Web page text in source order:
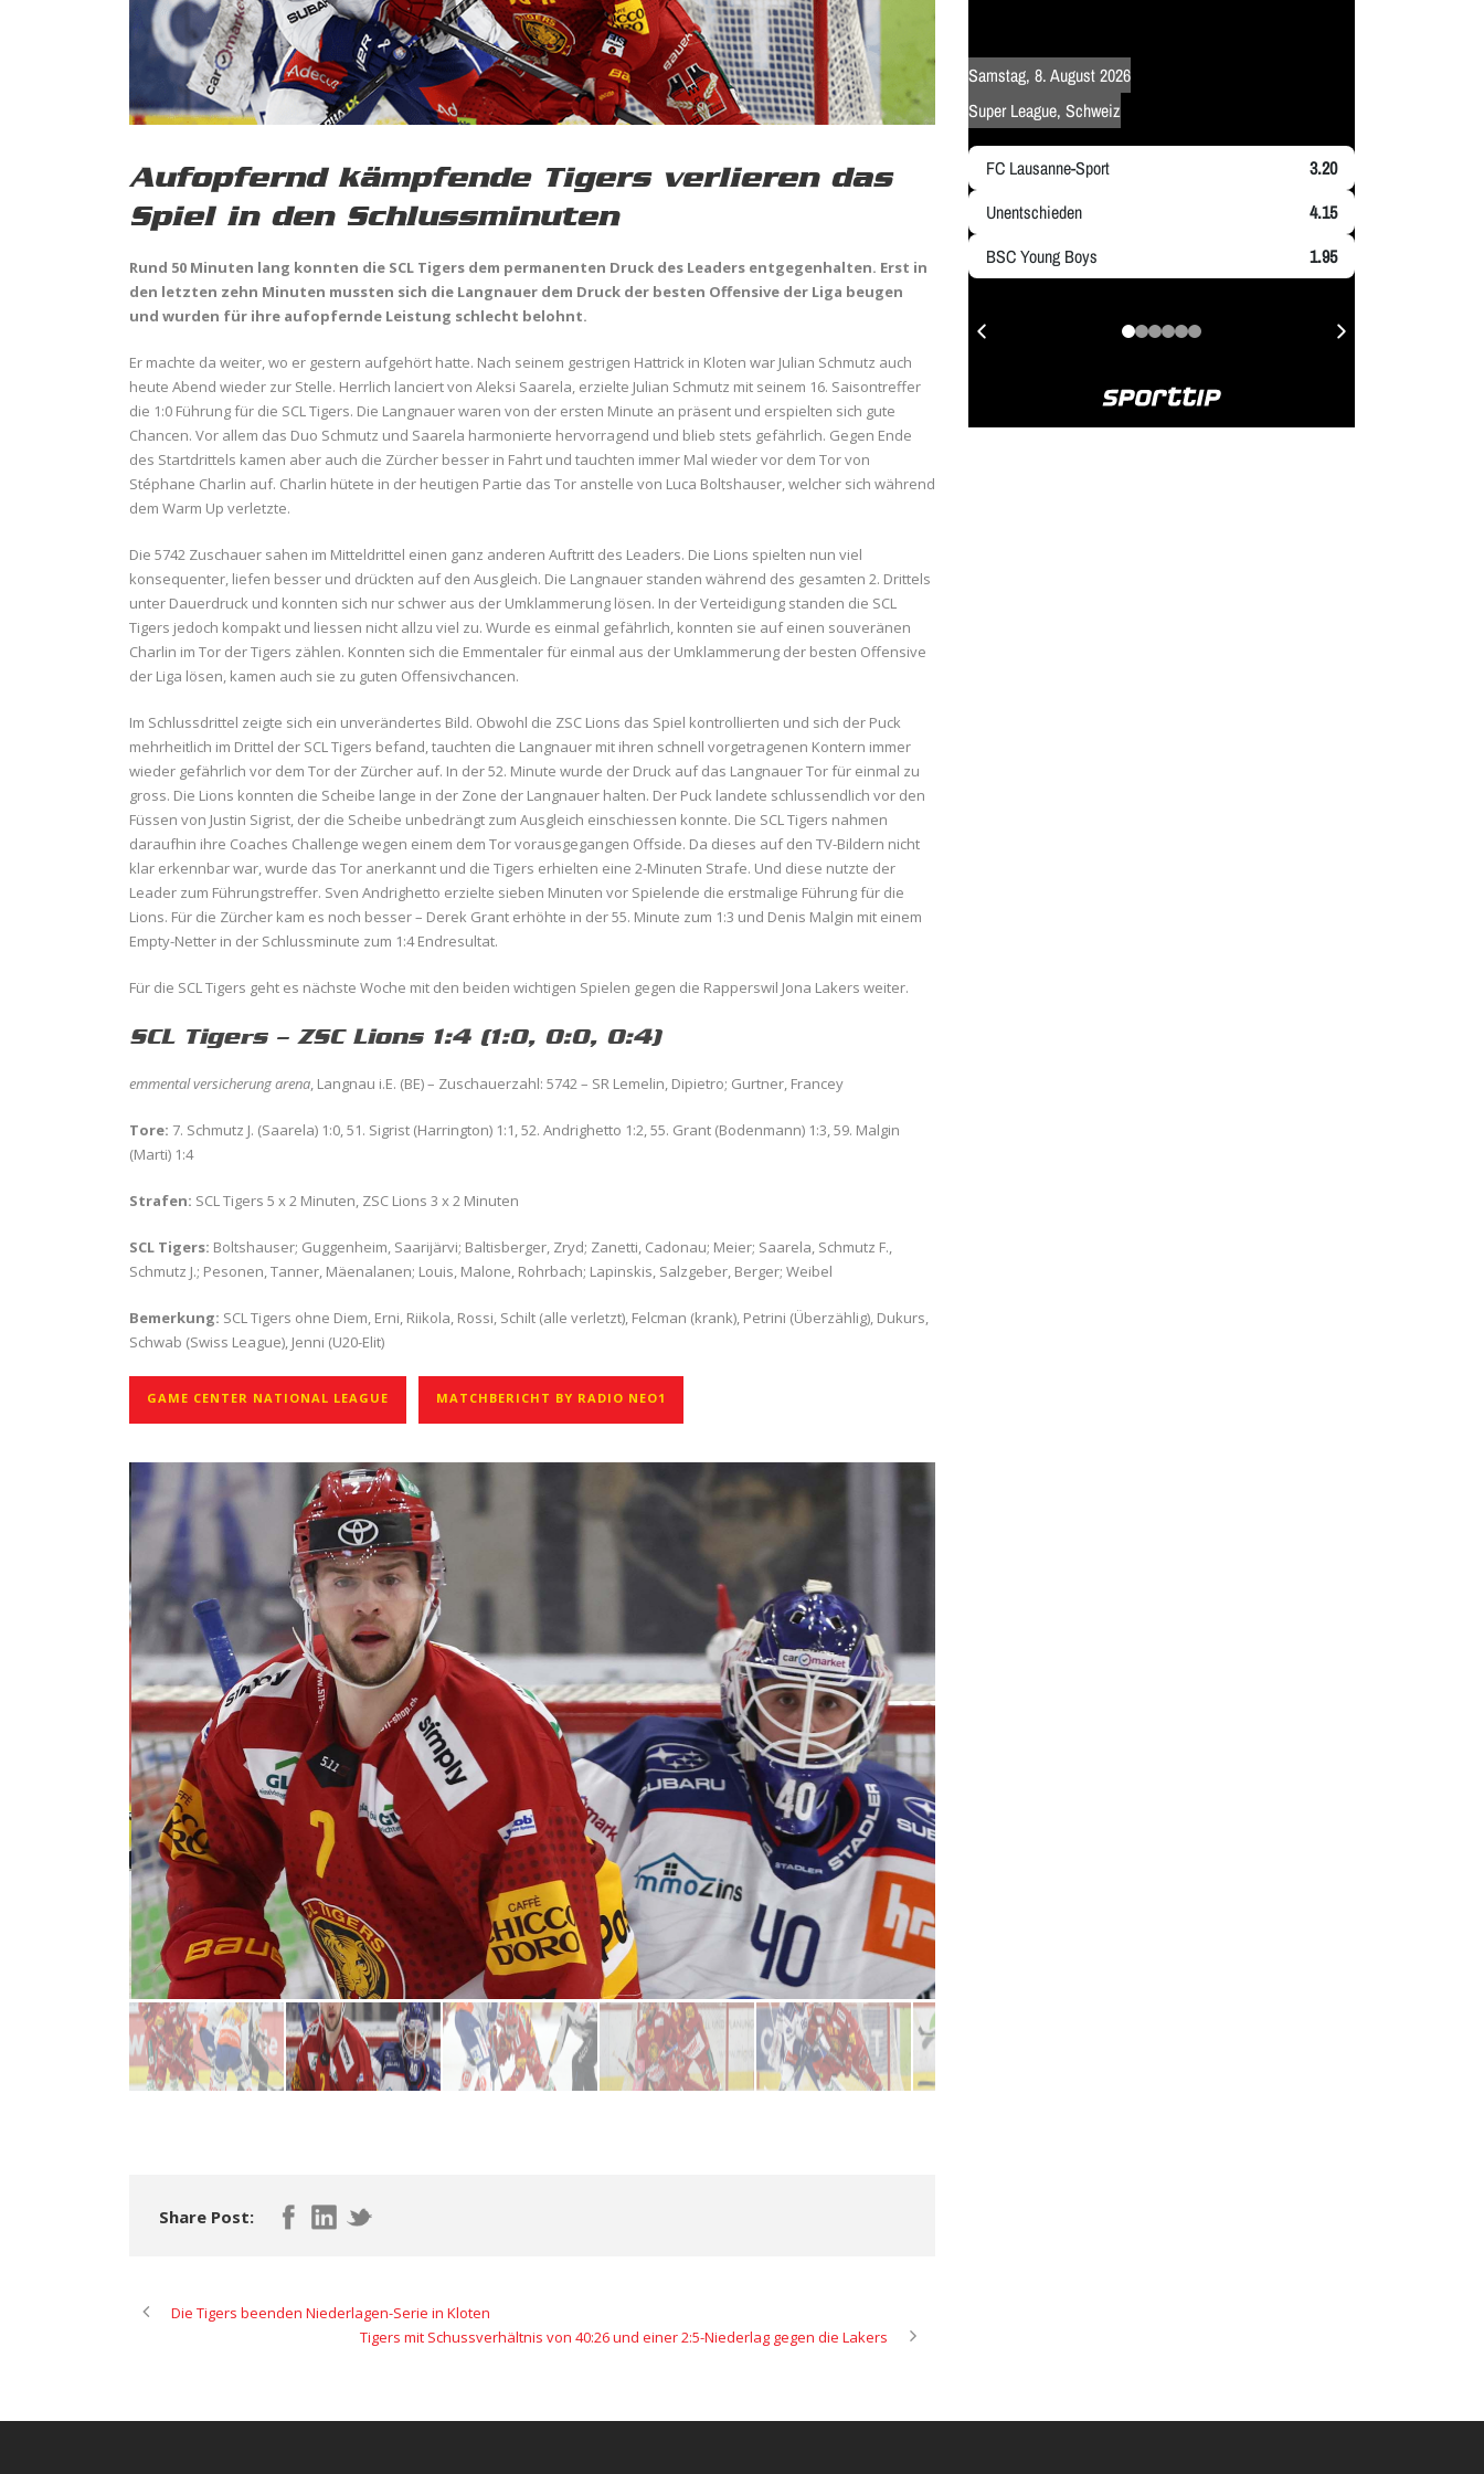
Aufopfernd kämpfende Tigers verlieren das
Spiel in den Schlussminuten
Rund 50 Minuten lang konnten die SCL Tigers dem permanenten Druck des Leaders entgegenhalten. Erst in
den letzten zehn Minuten mussten sich die Langnauer dem Druck der besten Offensive der Liga beugen
und wurden für ihre aufopfernde Leistung schlecht belohnt.
Er machte da weiter, wo er gestern aufgehört hatte. Nach seinem gestrigen Hattrick in Kloten war Julian Schmutz auch
heute Abend wieder zur Stelle. Herrlich lanciert von Aleksi Saarela, erzielte Julian Schmutz mit seinem 16. Saisontreffer
die 1:0 Führung für die SCL Tigers. Die Langnauer waren von der ersten Minute an präsent und erspielten sich gute
Chancen. Vor allem das Duo Schmutz und Saarela harmonierte hervorragend und blieb stets gefährlich. Gegen Ende
des Startdrittels kamen aber auch die Zürcher besser in Fahrt und tauchten immer Mal wieder vor dem Tor von
Stéphane Charlin auf. Charlin hütete in der heutigen Partie das Tor anstelle von Luca Boltshauser, welcher sich während
dem Warm Up verletzte.
Die 5742 Zuschauer sahen im Mitteldrittel einen ganz anderen Auftritt des Leaders. Die Lions spielten nun viel
konsequenter, liefen besser und drückten auf den Ausgleich. Die Langnauer standen während des gesamten 2. Drittels
unter Dauerdruck und konnten sich nur schwer aus der Umklammerung lösen. In der Verteidigung standen die SCL
Tigers jedoch kompakt und liessen nicht allzu viel zu. Wurde es einmal gefährlich, konnten sie auf einen souveränen
Charlin im Tor der Tigers zählen. Konnten sich die Emmentaler für einmal aus der Umklammerung der besten Offensive
der Liga lösen, kamen auch sie zu guten Offensivchancen.
Im Schlussdrittel zeigte sich ein unverändertes Bild. Obwohl die ZSC Lions das Spiel kontrollierten und sich der Puck
mehrheitlich im Drittel der SCL Tigers befand, tauchten die Langnauer mit ihren schnell vorgetragenen Kontern immer
wieder gefährlich vor dem Tor der Zürcher auf. In der 52. Minute wurde der Druck auf das Langnauer Tor für einmal zu
gross. Die Lions konnten die Scheibe lange in der Zone der Langnauer halten. Der Puck landete schlussendlich vor den
Füssen von Justin Sigrist, der die Scheibe unbedrängt zum Ausgleich einschiessen konnte. Die SCL Tigers nahmen
daraufhin ihre Coaches Challenge wegen einem dem Tor vorausgegangen Offside. Da dieses auf den TV-Bildern nicht
klar erkennbar war, wurde das Tor anerkannt und die Tigers erhielten eine 2-Minuten Strafe. Und diese nutzte der
Leader zum Führungstreffer. Sven Andrighetto erzielte sieben Minuten vor Spielende die erstmalige Führung für die
Lions. Für die Zürcher kam es noch besser – Derek Grant erhöhte in der 55. Minute zum 1:3 und Denis Malgin mit einem
Empty-Netter in der Schlussminute zum 1:4 Endresultat.
Für die SCL Tigers geht es nächste Woche mit den beiden wichtigen Spielen gegen die Rapperswil Jona Lakers weiter.
SCL Tigers – ZSC Lions 1:4 (1:0, 0:0, 0:4)
emmental versicherung arena, Langnau i.E. (BE) – Zuschauerzahl: 5742 – SR Lemelin, Dipietro; Gurtner, Francey
Tore: 7. Schmutz J. (Saarela) 1:0, 51. Sigrist (Harrington) 1:1, 52. Andrighetto 1:2, 55. Grant (Bodenmann) 1:3, 59. Malgin
(Marti) 1:4
Strafen: SCL Tigers 5 x 2 Minuten, ZSC Lions 3 x 2 Minuten
SCL Tigers: Boltshauser; Guggenheim, Saarijärvi; Baltisberger, Zryd; Zanetti, Cadonau; Meier; Saarela, Schmutz F.,
Schmutz J.; Pesonen, Tanner, Mäenalanen; Louis, Malone, Rohrbach; Lapinskis, Salzgeber, Berger; Weibel
Bemerkung: SCL Tigers ohne Diem, Erni, Riikola, Rossi, Schilt (alle verletzt), Felcman (krank), Petrini (Überzählig), Dukurs,
Schwab (Swiss League), Jenni (U20-Elit)
GAME CENTER NATIONAL LEAGUE MATCHBERICHT BY RADIO NEO1
Share Post:
Die Tigers beenden Niederlagen-Serie in Kloten
Tigers mit Schussverhältnis von 40:26 und einer 2:5-Niederlag gegen die Lakers